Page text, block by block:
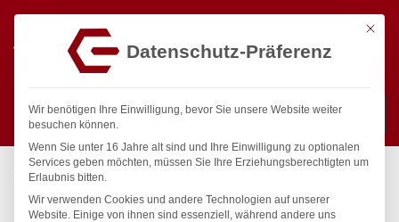
Suchen
Start / Gastronomiebedarf & Gastro Geräte für Profis
Küchengeräte
Öfen
Konvektionsofen mit Luftbefeuchter NANO, HENDI, 230V/3200W,
Mit
Datenschutz-Präferenz
Wir benötigen Ihre Einwilligung, bevor Sie unsere Website weiter
besuchen können.
Wenn Sie unter 16 Jahre alt sind und Ihre Einwilligung zu optionalen
Services geben möchten, müssen Sie Ihre Erziehungsberechtigten um
Erlaubnis bitten.
Wir verwenden Cookies und andere Technologien auf unserer
Website. Einige von ihnen sind essenziell, während andere uns